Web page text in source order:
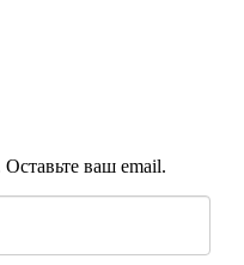
ваш email.